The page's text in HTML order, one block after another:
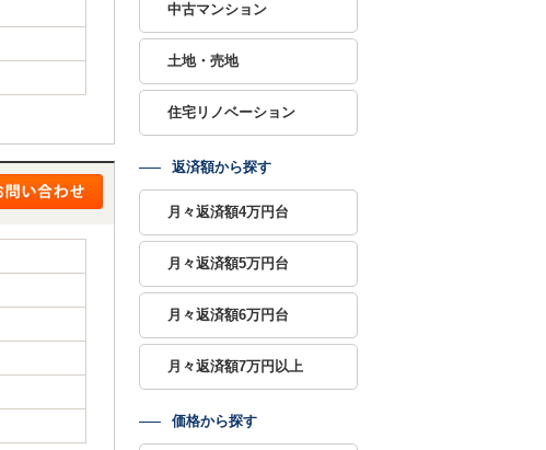
中古マンション
土地・売地
住宅リノベーション
返済額から探す
月々返済額4万円台
月々返済額5万円台
月々返済額6万円台
月々返済額7万円以上
価格から探す